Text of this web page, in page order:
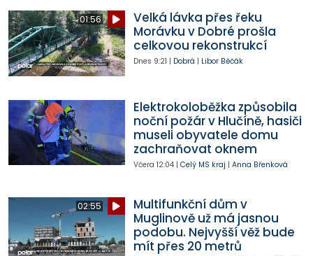
01:56
Velká lávka přes řeku
Morávku v Dobré prošla
celkovou rekonstrukcí
Dnes 9:21 | Dobrá | Libor Běčák
Elektrokoloběžka způsobila
noční požár v Hlučíně, hasiči
museli obyvatele domu
zachraňovat oknem
Včera 12:04| Celý MS kraj | Anna Břenková
02:55
Multifunkční dům v
Muglinově už má jasnou
podobu. Nejvyšší věž bude
mít přes 20 metrů